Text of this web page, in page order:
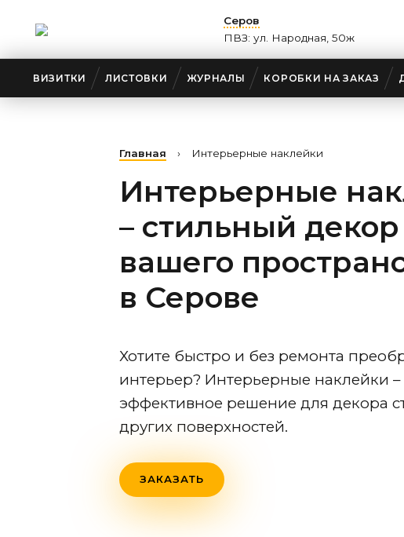
Серов
ПВЗ: ул. Народная, 50ж
ВИЗИТКИ ЛИСТОВКИ ЖУРНАЛЫ КОРОБКИ НА ЗАКАЗ
Главная › Интерьерные наклейки
Интерьерные
– стильный
вашего
в Серове
Хотите быстро и без ремонта
интерьер? Интерьерные наклейки –
эффективное решение для декора
других поверхностей.
ЗАКАЗАТЬ